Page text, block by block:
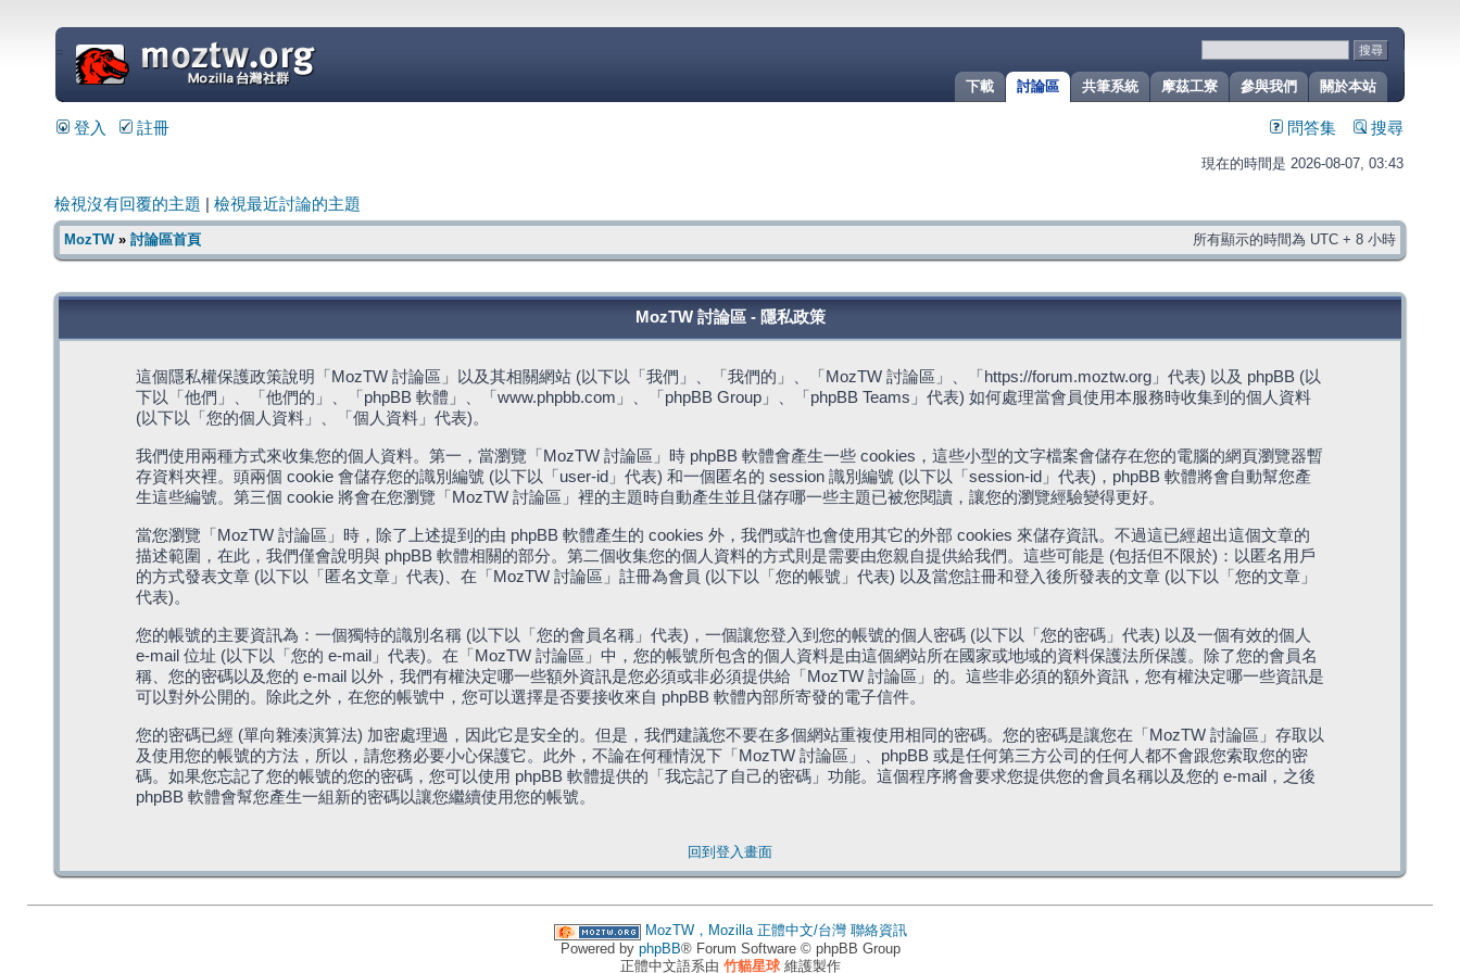
關於本站
參與我們
摩茲工寮
共筆系統
討論區
下載
=
登入 註冊 問答集 搜尋
現在的時間是 2026-08-07, 03:43
檢視沒有回覆的主題 檢視最近討論的主題
MozTW» 討論區首頁 所有顯示的時間為 UTC + 8 小時
MozTW 討論區 - 隱私政策
這個隱私權保護政策說明「MozTW 討論區」以及其相關網站 (以下以「我們」、「我們的」、「MozTW 討論區」、「https://forum.moztw.org」代表) 以及 phpBB (以
下以「他們」、「他們的」、「phpBB 軟體」、「www.phpbb.com」、「phpBB Group」、「phpBB Teams」代表) 如何處理當會員使用本服務時收集到的個人資料
(以下以「您的個人資料」、「個人資料」代表)。
我們使用兩種方式來收集您的個人資料。第一，當瀏覽「MozTW 討論區」時 phpBB 軟體會產生一些 cookies，這些小型的文字檔案會儲存在您的電腦的網頁瀏覽器暫
存資料夾裡。頭兩個 cookie 會儲存您的識別編號 (以下以「user-id」代表) 和一個匿名的 session 識別編號 (以下以「session-id」代表)，phpBB 軟體將會自動幫您產
生這些編號。第三個 cookie 將會在您瀏覽「MozTW 討論區」裡的主題時自動產生並且儲存哪一些主題已被您閱讀，讓您的瀏覽經驗變得更好。
當您瀏覽「MozTW 討論區」時，除了上述提到的由 phpBB 軟體產生的 cookies 外，我們或許也會使用其它的外部 cookies 來儲存資訊。不過這已經超出這個文章的
描述範圍，在此，我們僅會說明與 phpBB 軟體相關的部分。第二個收集您的個人資料的方式則是需要由您親自提供給我們。這些可能是 (包括但不限於)：以匿名用戶
的方式發表文章 (以下以「匿名文章」代表)、在「MozTW 討論區」註冊為會員 (以下以「您的帳號」代表) 以及當您註冊和登入後所發表的文章 (以下以「您的文章」
代表)。
您的帳號的主要資訊為：一個獨特的識別名稱 (以下以「您的會員名稱」代表)，一個讓您登入到您的帳號的個人密碼 (以下以「您的密碼」代表) 以及一個有效的個人
e-mail 位址 (以下以「您的 e-mail」代表)。在「MozTW 討論區」中，您的帳號所包含的個人資料是由這個網站所在國家或地域的資料保護法所保護。除了您的會員名
稱、您的密碼以及您的 e-mail 以外，我們有權決定哪一些額外資訊是您必須或非必須提供給「MozTW 討論區」的。這些非必須的額外資訊，您有權決定哪一些資訊是
可以對外公開的。除此之外，在您的帳號中，您可以選擇是否要接收來自 phpBB 軟體內部所寄發的電子信件。
您的密碼已經 (單向雜湊演算法) 加密處理過，因此它是安全的。但是，我們建議您不要在多個網站重複使用相同的密碼。您的密碼是讓您在「MozTW 討論區」存取以
及使用您的帳號的方法，所以，請您務必要小心保護它。此外，不論在何種情況下「MozTW 討論區」、phpBB 或是任何第三方公司的任何人都不會跟您索取您的密
碼。如果您忘記了您的帳號的您的密碼，您可以使用 phpBB 軟體提供的「我忘記了自己的密碼」功能。這個程序將會要求您提供您的會員名稱以及您的 e-mail，之後
phpBB 軟體會幫您產生一組新的密碼以讓您繼續使用您的帳號。
回到登入畫面
MozTW，Mozilla 正體中文/台灣 聯絡資訊
Powered by phpBB® Forum Software © phpBB Group
正體中文語系由 竹貓星球維護製作